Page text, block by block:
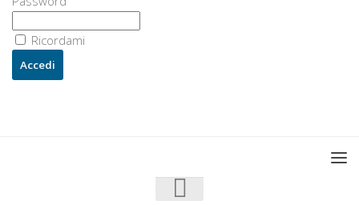
Ricordami